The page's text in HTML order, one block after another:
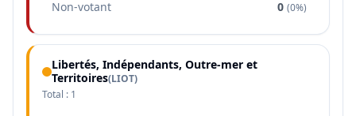
Non-votant 0 (0%)
Libertés, Indépendants, Outre-mer et
Territoires(LIOT)
Total : 1